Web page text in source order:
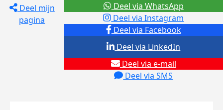
Deel mijn
pagina
Deel via Facebook
Deel via Instagram
Deel via e-mail
Deel via SMS
Deel via LinkedIn
Deel via WhatsApp